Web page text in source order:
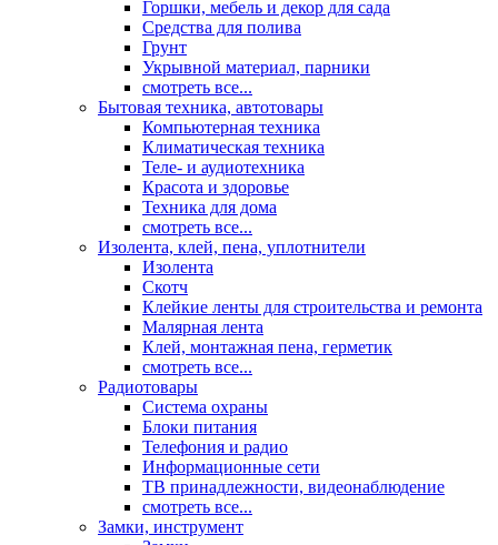
Горшки, мебель и декор для сада
Средства для полива
Грунт
Укрывной материал, парники
смотреть все...
Бытовая техника, автотовары
Компьютерная техника
Климатическая техника
Теле- и аудиотехника
Красота и здоровье
Техника для дома
смотреть все...
Изолента, клей, пена, уплотнители
Изолента
Скотч
Клейкие ленты для строительства и ремонта
Малярная лента
Клей, монтажная пена, герметик
смотреть все...
Радиотовары
Система охраны
Блоки питания
Телефония и радио
Информационные сети
ТВ принадлежности, видеонаблюдение
смотреть все...
Замки, инструмент